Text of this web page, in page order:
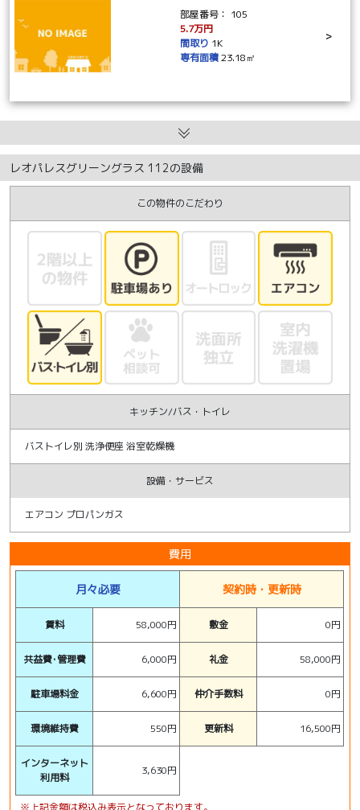
部屋番号： 105
5.7万円
間取り 1K
専有面積23.18㎡
>
レオパレスグリーングラス 112の設備
この物件のこだわり
キッチン/バス・トイレ
バストイレ別 洗浄便座 浴室乾燥機
設備・サービス
エアコン プロパンガス
費用
月々必要
賃料 58,000円
共益費･管理費 6,000円
駐車場料金 6,600円
環境維持費 550円
インターネット
利用料
3,630円
契約時・更新時
敷金 0円
礼金 58,000円
仲介手数料 0円
更新料 16,500円